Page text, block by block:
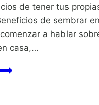
de tener tus
de sembrar
a hablar
casa,…